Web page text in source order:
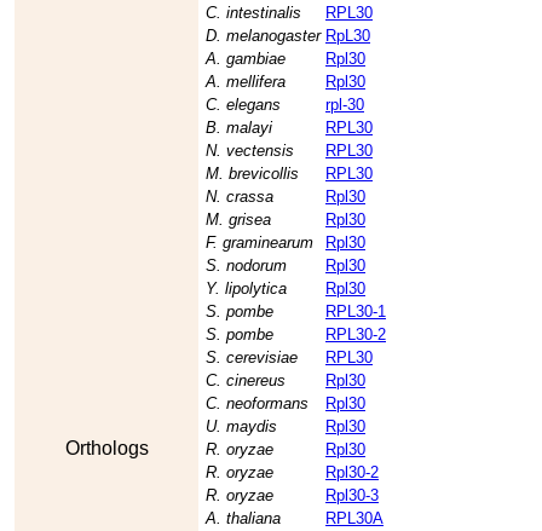
Orthologs
C. intestinalis
RPL30
D. melanogaster RpL30
A. gambiae
Rpl30
A. mellifera
Rpl30
C. elegans
rpl-30
B. malayi
RPL30
N. vectensis
RPL30
M. brevicollis
RPL30
N. crassa
Rpl30
M. grisea
Rpl30
F. graminearum
Rpl30
S. nodorum
Rpl30
Y. lipolytica
Rpl30
S. pombe
RPL30-1
S. pombe
RPL30-2
S. cerevisiae
RPL30
C. cinereus
Rpl30
C. neoformans
Rpl30
U. maydis
Rpl30
R. oryzae
Rpl30
R. oryzae
Rpl30-2
R. oryzae
Rpl30-3
A. thaliana
RPL30A